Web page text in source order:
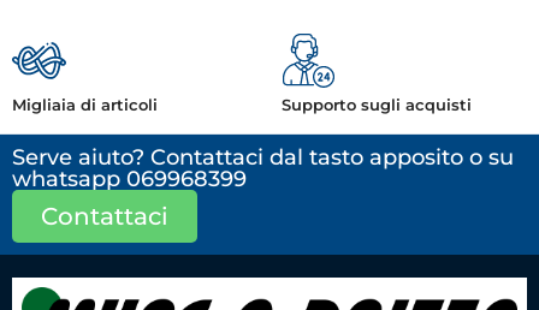
Migliaia di articoli Supporto sugli acquisti
Serve aiuto? Contattaci dal tasto apposito o su
whatsapp 069968399
Contattaci